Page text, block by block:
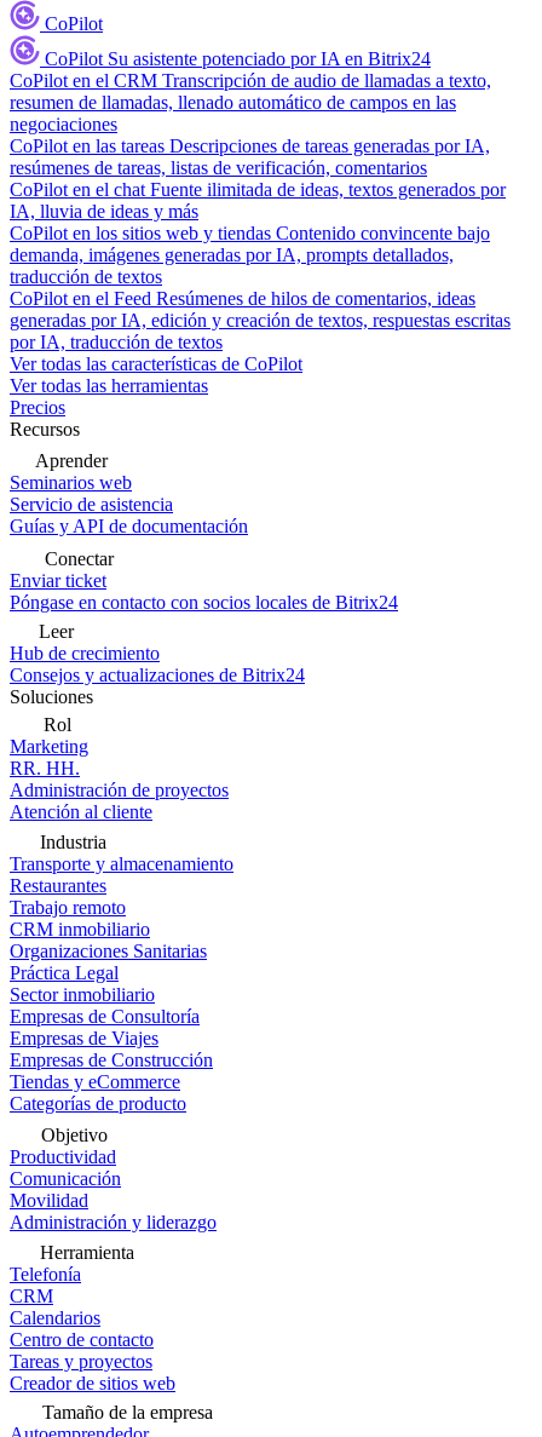
CoPilot
CoPilot Su asistente potenciado por IA en Bitrix24
CoPilot en el CRM Transcripción de audio de llamadas a texto,
resumen de llamadas, llenado automático de campos en las
negociaciones
CoPilot en las tareas Descripciones de tareas generadas por IA,
resúmenes de tareas, listas de verificación, comentarios
CoPilot en el chat Fuente ilimitada de ideas, textos generados por
IA, lluvia de ideas y más
CoPilot en los sitios web y tiendas Contenido convincente bajo
demanda, imágenes generadas por IA, prompts detallados,
traducción de textos
CoPilot en el Feed Resúmenes de hilos de comentarios, ideas
generadas por IA, edición y creación de textos, respuestas escritas
por IA, traducción de textos
Ver todas las características de CoPilot
Ver todas las herramientas
Precios
Recursos
Aprender
Seminarios web
Servicio de asistencia
Guías y API de documentación
Conectar
Enviar ticket
Póngase en contacto con socios locales de Bitrix24
Leer
Hub de crecimiento
Consejos y actualizaciones de Bitrix24
Soluciones
Rol
Marketing
RR. HH.
Administración de proyectos
Atención al cliente
Industria
Transporte y almacenamiento
Restaurantes
Trabajo remoto
CRM inmobiliario
Organizaciones Sanitarias
Práctica Legal
Sector inmobiliario
Empresas de Consultoría
Empresas de Viajes
Empresas de Construcción
Tiendas y eCommerce
Categorías de producto
Objetivo
Productividad
Comunicación
Movilidad
Administración y liderazgo
Herramienta
Telefonía
CRM
Calendarios
Centro de contacto
Tareas y proyectos
Creador de sitios web
Tamaño de la empresa